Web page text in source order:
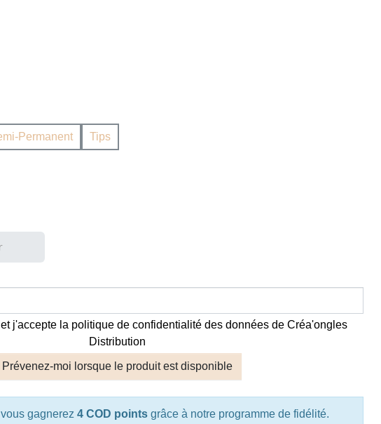
Permanent Tips
j'accepte la politique de confidentialité des données de Créa'ongles
Distribution
Prévenez-moi lorsque le produit est disponible
gagnerez 4 COD pointsgrâce à notre programme de fidélité.